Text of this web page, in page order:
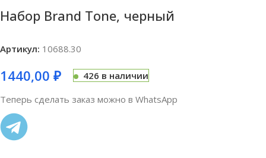
Набор Brand Tone, черный
Артикул: 10688.30
1440,00 ₽
426 в наличии
Теперь сделать заказ можно в WhatsApp